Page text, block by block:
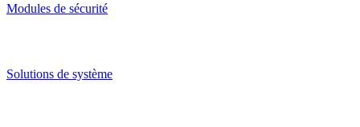
Modules de sécurité
Solutions de système